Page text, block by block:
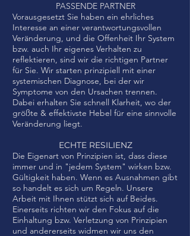
PASSENDE PARTNER
Vorausgesetzt Sie haben ein ehrliches
Interesse an einer verantwortungsvollen
Veränderung, und die Offenheit Ihr System
bzw. auch Ihr eigenes Verhalten zu
reflektieren, sind wir die richtigen Partner
für Sie. Wir starten prinzipiell mit einer
systemischen Diagnose, bei der wir
Symptome von den Ursachen trennen.
Dabei erhalten Sie schnell Klarheit, wo der
größte & effektivste Hebel für eine sinnvolle
Veränderung liegt.
ECHTE RESILIENZ
Die Eigenart von Prinzipien ist, dass diese
immer und in "jedem System" wirken bzw.
Gültigkeit haben. Wenn es Ausnahmen gibt
so handelt es sich um Regeln. Unsere
Arbeit mit Ihnen stützt sich auf Beides.
Einerseits richten wir den Fokus auf die
Einhaltung bzw. Verletzung von Prinzipien
und andererseits widmen wir uns den